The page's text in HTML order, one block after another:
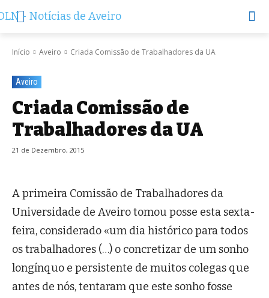
Início Aveiro Criada Comissão de Trabalhadores da UA
Aveiro
Criada Comissão de
Trabalhadores da UA
21 de Dezembro, 2015
A primeira Comissão de Trabalhadores da
Universidade de Aveiro tomou posse esta sexta-
feira, considerado «um dia histórico para todos
os trabalhadores (…) o concretizar de um sonho
longínquo e persistente de muitos colegas que
antes de nós, tentaram que este sonho fosse